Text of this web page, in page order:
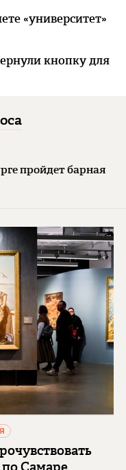
«университет»
кнопку для
пройдет барная